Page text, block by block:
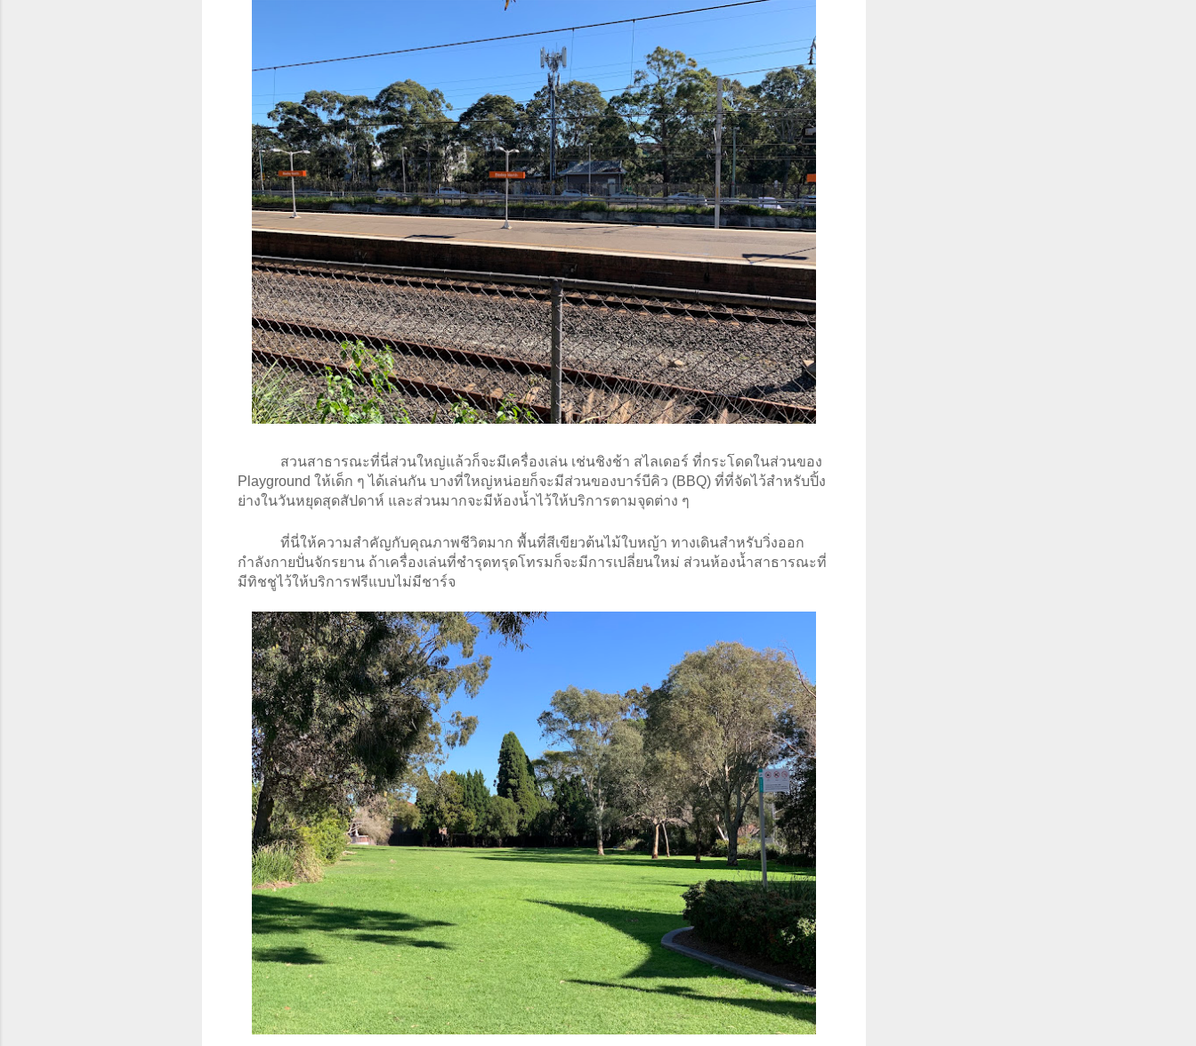
สวนสาธารณะที่นี่ส่วนใหญ่แล้วก็จะมีเครื่องเล่น เช่นชิงช้า สไลเดอร์ ที่กระโดดในส่วนของ
Playground ให้เด็ก ๆ ได้เล่นกัน บางที่ใหญ่หน่อยก็จะมีส่วนของบาร์บีคิว (BBQ) ที่ที่จัดไว้สำหรับปิ้ง
ย่างในวันหยุดสุดสัปดาห์ และส่วนมากจะมีห้องน้ำไว้ให้บริการตามจุดต่าง ๆ
ที่นี่ให้ความสําคัญกับคุณภาพชีวิตมาก พื้นที่สีเขียวต้นไม้ใบหญ้า ทางเดินสำหรับวิ่งออก
กำลังกายปั่นจักรยาน ถ้าเครื่องเล่นที่ชำรุดทรุดโทรมก็จะมีการเปลี่ยนใหม่ ส่วนห้องน้ำสาธารณะที่
มีทิชชูไว้ให้บริการฟรีแบบไม่มีชาร์จ